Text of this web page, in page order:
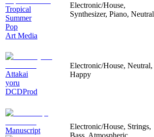
Tropical
Summer
Pop
Art Media
Electronic/House,
Synthesizer, Piano, Neutral
Attakai
yoru
DCDProd
Electronic/House, Neutral,
Happy
Manuscript
Electronic/House, Strings,
Bass, Atmospheric,